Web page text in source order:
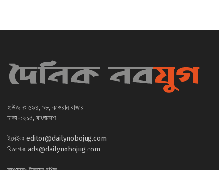
হাউজ নং ৫৯৪, ৯৮, কাওরান বাজার
ঢাকা-১২১৫, বাংলাদেশ
ইমেইলঃ editor@dailynobojug.com
বিজ্ঞাপনঃ ads@dailynobojug.com